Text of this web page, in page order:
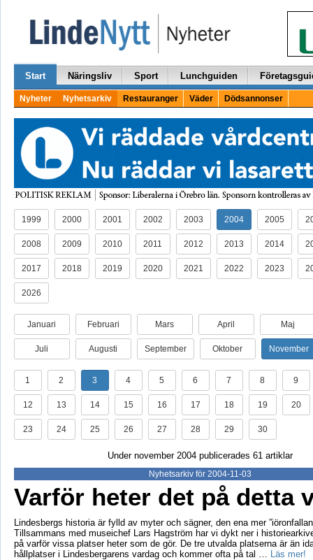
Start Näringsliv Sport Lunchguiden
Nyheter Nyhetsarkiv Restauranger Väder Dödsannonser
1999 2000 2001 2002 2003 2004 2005
2008 2009 2010 2011 2012 2013 2014
2017 2018 2019 2020 2021 2022 2023
2026
Januari Februari Mars April Maj
Juli Augusti September Oktober November
1 2 3 4 5 6 7 8 9
12 13 14 15 16 17 18 19 20
23 24 25 26 27 28 29 30
Under november 2004 publicerades 61 artiklar
Nyhetsarkiv för 2004-11-03
Varför heter det på detta
Lindesbergs historia är fylld av myter och sägner, den ena mer
Tillsammans med museichef Lars Hagström har vi dykt ner i
på varför vissa platser heter som de gör. De tre utvalda platserna är än
hållplatser i Lindesbergarens vardag och kommer ofta på tal … Läs mer!